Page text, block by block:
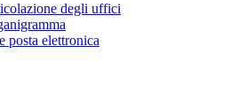
degli uffici
posta elettronica